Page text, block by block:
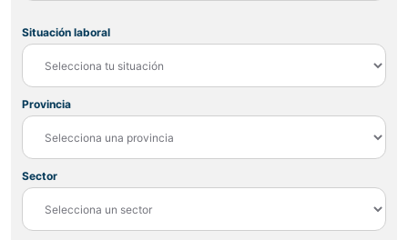
Situación laboral
Provincia
Sector